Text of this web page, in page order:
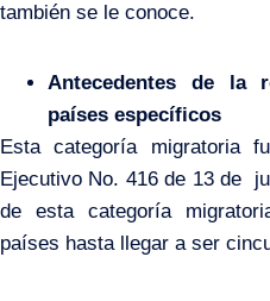
también se le conoce.
Antecedentes de la
países específicos
Esta categoría migratoria
Ejecutivo No. 416 de 13 de
de esta categoría
países hasta llegar a ser